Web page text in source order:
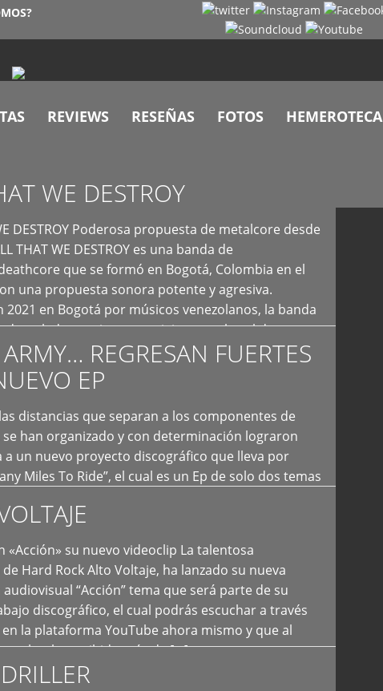
REVIEWS RESEÑAS FOTOS HEMEROTECA
WE DESTROY
DESTROY Poderosa propuesta de metalcore desde
THAT WE DESTROY es una banda de
que se formó en Bogotá, Colombia en el
una propuesta sonora potente y agresiva.
2021 en Bogotá por músicos venezolanos, la banda
demoledores, ritmos vertiginosos y breakdowns
creando […]REGRESAN FUERTES
EP
distancias que separan a los componentes de
se han organizado y con determinación lograron
a un nuevo proyecto discográfico que lleva por
Miles To Ride”, el cual es un Ep de solo dos temas
[…]
«Acción» su nuevo videoclip La talentosa
Hard Rock Alto Voltaje, ha lanzado su nueva
“Acción” tema que será parte de su
discográfico, el cual podrás escuchar a través
la plataforma YouTube ahora mismo y que al
ya ha recibido más de […]